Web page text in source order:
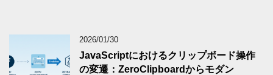
2026/01/30
JavaScriptにおけるクリップボード操作
の変遷：ZeroClipboardからモダン